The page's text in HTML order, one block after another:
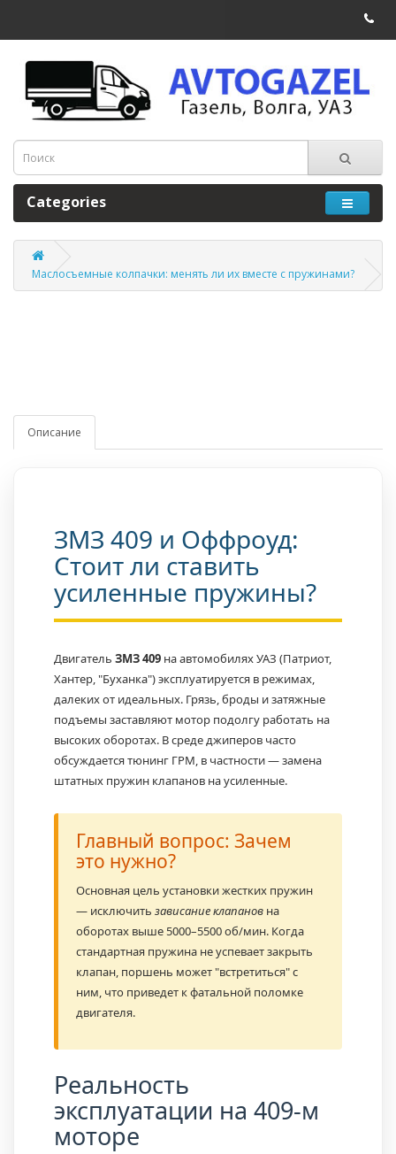
Categories
Маслосъемные колпачки: менять ли их вместе с пружинами?
Описание
ЗМЗ 409 и Оффроуд:
Стоит ли ставить
усиленные пружины?
Двигатель ЗМЗ 409 на автомобилях УАЗ (Патриот,
Хантер, "Буханка") эксплуатируется в режимах,
далеких от идеальных. Грязь, броды и затяжные
подъемы заставляют мотор подолгу работать на
высоких оборотах. В среде джиперов часто
обсуждается тюнинг ГРМ, в частности — замена
штатных пружин клапанов на усиленные.
Главный вопрос: Зачем
это нужно?
Основная цель установки жестких пружин
— исключить зависание клапанов на
оборотах выше 5000–5500 об/мин. Когда
стандартная пружина не успевает закрыть
клапан, поршень может "встретиться" с
ним, что приведет к фатальной поломке
двигателя.
Реальность
эксплуатации на 409-м
моторе